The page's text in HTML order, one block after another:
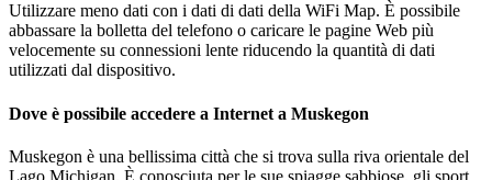
Utilizzare meno dati con i dati di dati della WiFi Map. È possibile
abbassare la bolletta del telefono o caricare le pagine Web più
velocemente su connessioni lente riducendo la quantità di dati
utilizzati dal dispositivo.
Dove è possibile accedere a Internet a Muskegon
Muskegon è una bellissima città che si trova sulla riva orientale del
Lago Michigan. È conosciuta per le sue spiagge sabbiose, gli sport